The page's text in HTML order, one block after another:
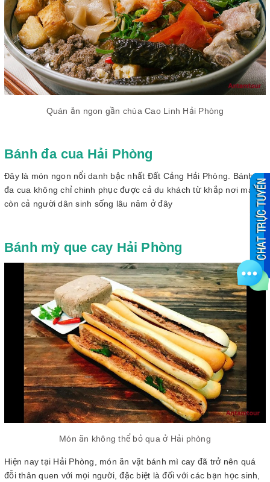
Quán ăn ngon gần chùa Cao Linh Hải Phòng
Bánh đa cua Hải Phòng
Đây là món ngon nổi danh bậc nhất Đất Cảng Hải Phòng. Bánh
đa cua không chỉ chinh phục được cả du khách từ khắp nơi mà
còn cả người dân sinh sống lâu năm ở đây
Bánh mỳ que cay Hải Phòng
Món ăn không thể bỏ qua ở Hải phòng
Hiện nay tại Hải Phòng, món ăn vặt bánh mì cay đã trở nên quá
đỗi thân quen với mọi người, đặc biệt là đối với các bạn học sinh,